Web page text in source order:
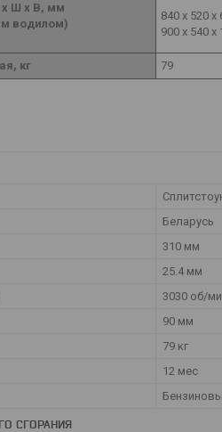
x Ш x В, мм
водилом)
840 x 520 x
900 x 540 x
кг 79
Беларусь
310 мм
25.4 мм
3030 об/
90 мм
79 кг
12 мес
СГОРАНИЯ